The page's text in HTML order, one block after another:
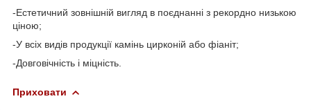
-Естетичний зовнішній вигляд в поєднанні з рекордно низькою
ціною;
-У всіх видів продукції камінь цирконій або фіаніт;
-Довговічність і міцність.
Приховати